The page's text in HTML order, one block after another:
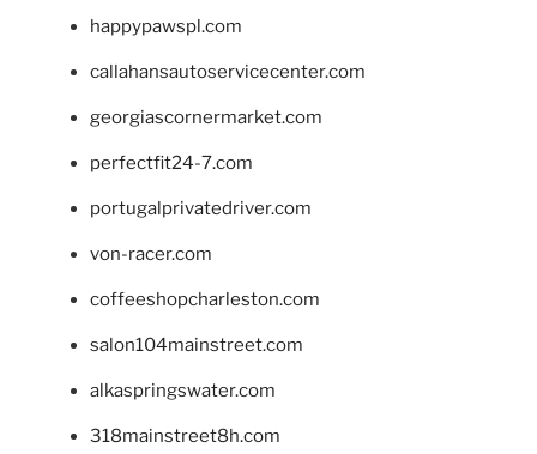
happypawspl.com
callahansautoservicecenter.com
georgiascornermarket.com
perfectfit24-7.com
portugalprivatedriver.com
von-racer.com
coffeeshopcharleston.com
salon104mainstreet.com
alkaspringswater.com
318mainstreet8h.com